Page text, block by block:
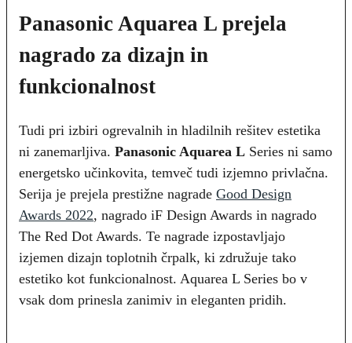
Panasonic Aquarea L prejela
nagrado za dizajn in
funkcionalnost
Tudi pri izbiri ogrevalnih in hladilnih rešitev estetika
ni zanemarljiva. Panasonic Aquarea L Series ni samo
energetsko učinkovita, temveč tudi izjemno privlačna.
Serija je prejela prestižne nagrade Good Design
Awards 2022, nagrado iF Design Awards in nagrado
The Red Dot Awards. Te nagrade izpostavljajo
izjemen dizajn toplotnih črpalk, ki združuje tako
estetiko kot funkcionalnost. Aquarea L Series bo v
vsak dom prinesla zanimiv in eleganten pridih.